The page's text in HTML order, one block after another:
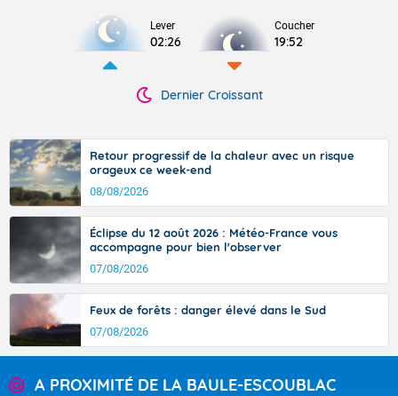
Lever
02:26
Coucher
19:52
Dernier Croissant
Retour progressif de la chaleur avec un risque
orageux ce week-end
08/08/2026
Éclipse du 12 août 2026 : Météo-France vous
accompagne pour bien l'observer
07/08/2026
Feux de forêts : danger élevé dans le Sud
07/08/2026
A PROXIMITÉ DE LA BAULE-ESCOUBLAC